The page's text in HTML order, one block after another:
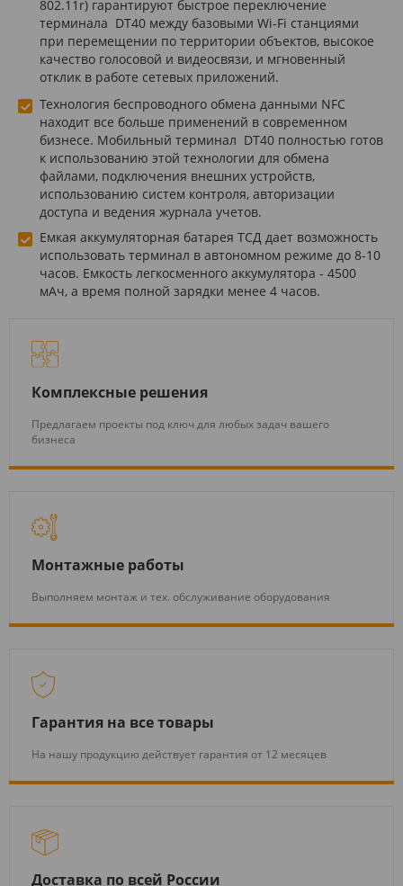
802.11r) гарантируют быстрое переключение
терминала DT40 между базовыми Wi-Fi станциями
при перемещении по территории объектов, высокое
качество голосовой и видеосвязи, и мгновенный
отклик в работе сетевых приложений.
Технология беспроводного обмена данными NFC
находит все больше применений в современном
бизнесе. Мобильный терминал DT40 полностью готов
к использованию этой технологии для обмена
файлами, подключения внешних устройств,
использованию систем контроля, авторизации
доступа и ведения журнала учетов.
Емкая аккумуляторная батарея ТСД дает возможность
использовать терминал в автономном режиме до 8-10
часов. Емкость легкосменного аккумулятора - 4500
мАч, а время полной зарядки менее 4 часов.
Комплексные решения
Предлагаем проекты под ключ для любых задач вашего
бизнеса
Монтажные работы
Выполняем монтаж и тех. обслуживание оборудования
Гарантия на все товары
На нашу продукцию действует гарантия от 12 месяцев
Доставка по всей России